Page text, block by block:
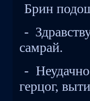
Брин
-
самрай.
-
герцог,